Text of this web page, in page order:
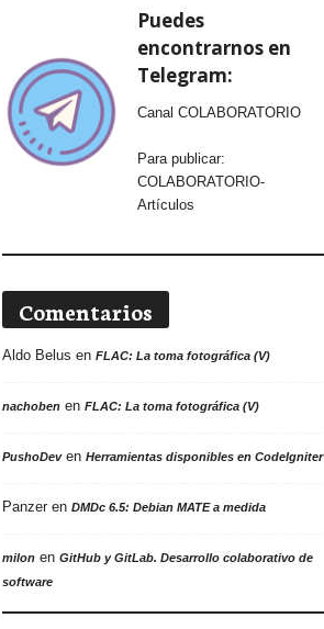
Puedes
encontrarnos en
Telegram:
Canal COLABORATORIO
Para publicar:
COLABORATORIO-
Artículos
Comentarios
Aldo Belus en FLAC: La toma fotográfica (V)
nachobenen FLAC: La toma fotográfica (V)
PushoDeven Herramientas disponibles en CodeIgniter
Panzeren DMDc 6.5: Debian MATE a medida
milonen GitHub y GitLab. Desarrollo colaborativo de
software